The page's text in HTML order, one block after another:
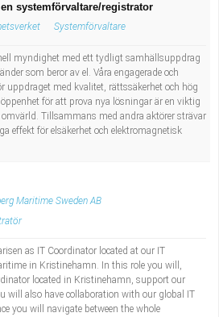
systemförvaltare/registrator
Systemförvaltare
myndighet med ett tydligt samhällsuppdrag
som beror av el. Våra engagerade och
uppdraget med kvalitet, rättssäkerhet och hög
för att prova nya lösningar är en viktig
Tillsammans med andra aktörer strävar
effekt för elsäkerhet och elektromagnetisk
Maritime Sweden AB
as IT Coordinator located at our IT
in Kristinehamn. In this role you will,
located in Kristinehamn, support our
will also have collaboration with our global IT
you will navigate between the whole